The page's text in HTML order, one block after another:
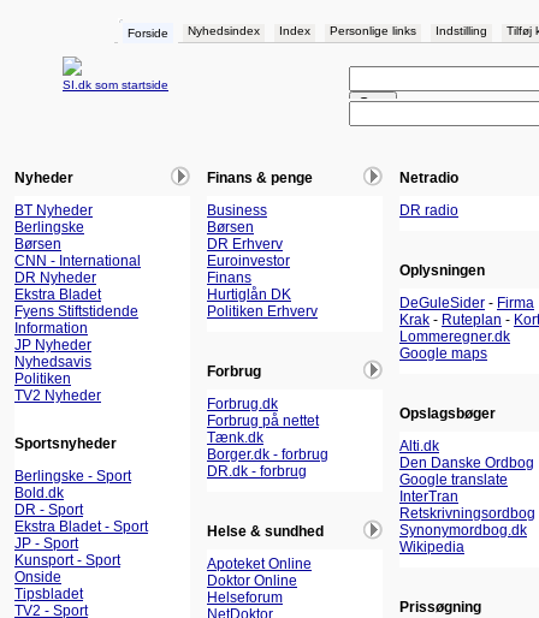
Forside Nyhedsindex Index Personlige links Indstilling Tilføj
SI.dk som startside
Nyheder
BT Nyheder
Berlingske
Børsen
CNN - International
DR Nyheder
Ekstra Bladet
Fyens Stiftstidende
Information
JP Nyheder
Nyhedsavis
Politiken
TV2 Nyheder
Sportsnyheder
Berlingske - Sport
Bold.dk
DR - Sport
Ekstra Bladet - Sport
JP - Sport
Kunsport - Sport
Onside
Tipsbladet
TV2 - Sport
Finans & penge
Business
Børsen
DR Erhverv
Euroinvestor
Finans
Hurtiglån DK
Politiken Erhverv
Forbrug
Forbrug.dk
Forbrug på nettet
Tænk.dk
Borger.dk - forbrug
DR.dk - forbrug
Helse & sundhed
Apoteket Online
Doktor Online
Helseforum
NetDoktor
Netradio
DR radio
Oplysningen
DeGuleSider - Firma
Krak - Ruteplan - Kort
Lommeregner.dk
Google maps
Opslagsbøger
Alti.dk
Den Danske Ordbog
Google translate
InterTran
Retskrivningsordbog
Synonymordbog.dk
Wikipedia
Prissøgning